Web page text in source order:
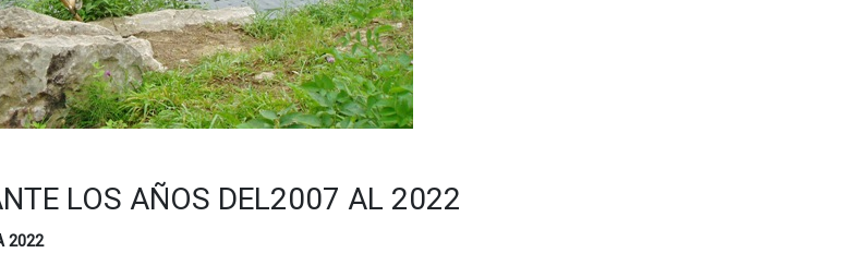
LOS AÑOS DEL2007 AL 2022
2022